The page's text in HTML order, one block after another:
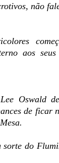
não
aos
Oswald
de ficar
sorte do